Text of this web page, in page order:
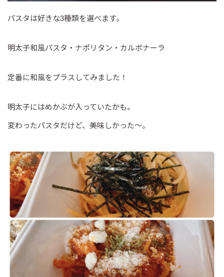
パスタは好きな3種類を選べます。
明太子和風パスタ・ナポリタン・カルボナーラ
定番に和風をプラスしてみました！
明太子にはめかぶが入っていたかも。
変わったパスタだけど、美味しかった～。